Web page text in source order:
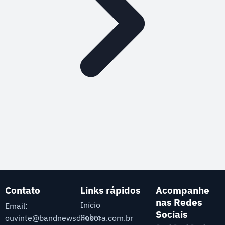
Contato
Email:
ouvinte@bandnewsdifusora.com.br
Links rápidos
Início
Sobre
Acompanhe
nas Redes
Sociais